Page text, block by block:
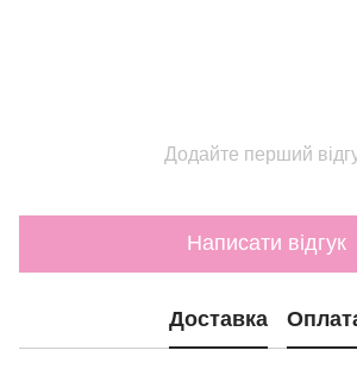
Додайте перший
Написати відгук
Доставка